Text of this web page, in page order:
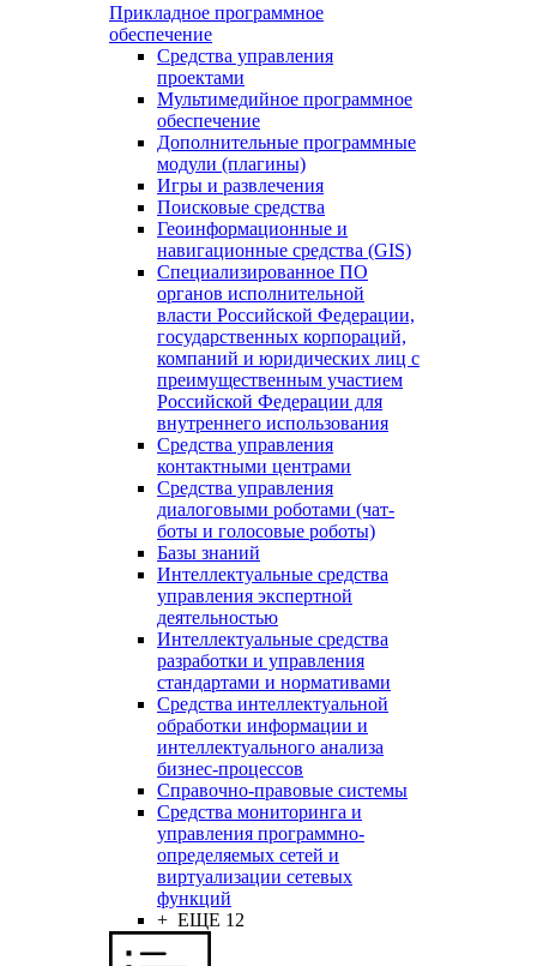
Прикладное программное
обеспечение
Средства управления
проектами
Мультимедийное программное
обеспечение
Дополнительные программные
модули (плагины)
Игры и развлечения
Поисковые средства
Геоинформационные и
навигационные средства (GIS)
Специализированное ПО
органов исполнительной
власти Российской Федерации,
государственных корпораций,
компаний и юридических лиц с
преимущественным участием
Российской Федерации для
внутреннего использования
Средства управления
контактными центрами
Средства управления
диалоговыми роботами (чат-
боты и голосовые роботы)
Базы знаний
Интеллектуальные средства
управления экспертной
деятельностью
Интеллектуальные средства
разработки и управления
стандартами и нормативами
Средства интеллектуальной
обработки информации и
интеллектуального анализа
бизнес-процессов
Справочно-правовые системы
Средства мониторинга и
управления программно-
определяемых сетей и
виртуализации сетевых
функций
+ ЕЩЕ 12